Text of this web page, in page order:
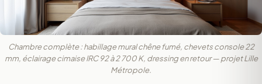
Chambre complète : habillage mural chêne fumé, chevets console 22
mm, éclairage cimaise IRC 92 à 2 700 K, dressing en retour — projet Lille
Métropole.